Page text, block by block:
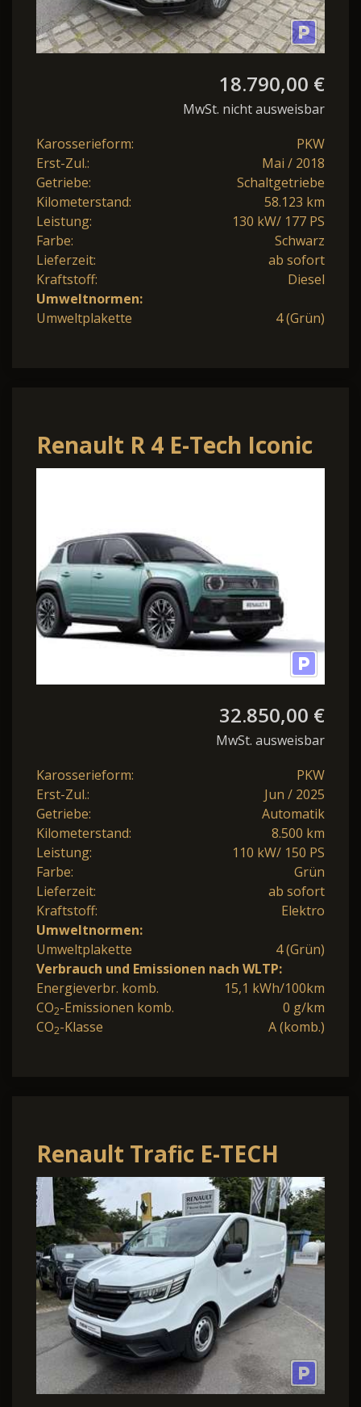
18.790,00 €
MwSt. nicht ausweisbar
Karosserieform:
PKW
Erst-Zul.:
Mai / 2018
Getriebe:
Schaltgetriebe
Kilometerstand:
58.123 km
Leistung:
130 kW/ 177 PS
Farbe:
Schwarz
Lieferzeit:
ab sofort
Kraftstoff:
Diesel
Umweltnormen:
Umweltplakette
4 (Grün)
Renault R 4 E-Tech Iconic
150 Comfort Range
32.850,00 €
MwSt. ausweisbar
Karosserieform:
PKW
Erst-Zul.:
Jun / 2025
Getriebe:
Automatik
Kilometerstand:
8.500 km
Leistung:
110 kW/ 150 PS
Farbe:
Grün
Lieferzeit:
ab sofort
Kraftstoff:
Elektro
Umweltnormen:
Umweltplakette
4 (Grün)
Verbrauch und Emissionen nach WLTP:
Energieverbr. komb.
15,1 kWh/100km
CO2-Emissionen komb.
0 g/km
CO2-Klasse A (komb.)
Renault Trafic E-TECH
100% elektrisch